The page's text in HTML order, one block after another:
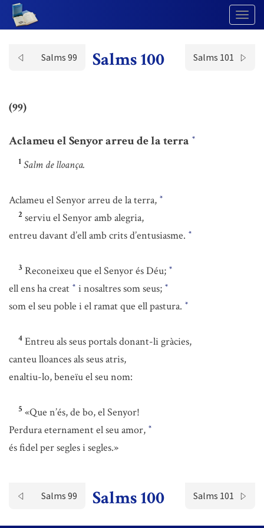
Salms 99 Salms 100 Salms 101
(99)
Aclameu el Senyor arreu de la terra *
1 Salm de lloança.
Aclameu el Senyor arreu de la terra, *
2 serviu el Senyor amb alegria,
entreu davant d’ell amb crits d’entusiasme. *
3 Reconeixeu que el Senyor és Déu; *
ell ens ha creat * i nosaltres som seus; *
som el seu poble i el ramat que ell pastura. *
4 Entreu als seus portals donant-li gràcies,
canteu lloances als seus atris,
enaltiu-lo, beneïu el seu nom:
5 «Que n’és, de bo, el Senyor!
Perdura eternament el seu amor, *
és fidel per segles i segles.»
Salms 99 Salms 100 Salms 101